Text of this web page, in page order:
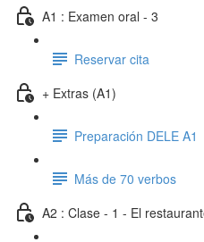
A1 : Examen oral - 3
Reservar cita
+ Extras (A1)
Preparación DELE A1
Más de 70 verbos
A2 : Clase - 1 - El